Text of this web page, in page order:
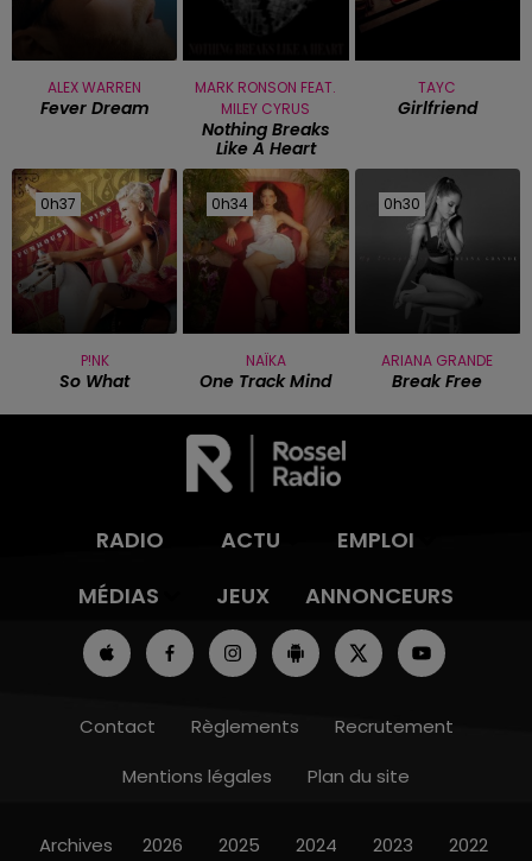
ALEX WARREN
Fever Dream
MARK RONSON FEAT.
MILEY CYRUS
Nothing Breaks
Like A Heart
TAYC
Girlfriend
0h37
0h37
P!NK
So What
0h34
0h34
NAÏKA
One Track Mind
0h30
0h30
ARIANA GRANDE
Break Free
RADIO ACTU
EMPLOI
MÉDIAS
JEUX ANNONCEURS
Contact Règlements
Recrutement
Mentions légales
Plan du site
Archives 2026 2025 2024 2023 2022